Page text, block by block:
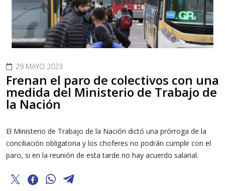
29 MAYO 2023
Frenan el paro de colectivos con una
medida del Ministerio de Trabajo de
la Nación
El Ministerio de Trabajo de la Nación dictó una prórroga de la
conciliación obligatoria y los choferes no podrán cumplir con el
paro, si en la reunión de esta tarde no hay acuerdo salarial.